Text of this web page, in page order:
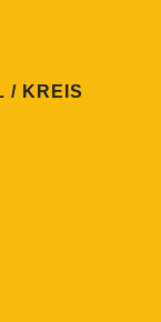
/ KREIS